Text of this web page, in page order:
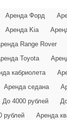
Аренда Форд
Аренда Kia
Range Rover
Toyota
кабриолета
Аренда седана
До 4000 рублей
рублей
Аренда